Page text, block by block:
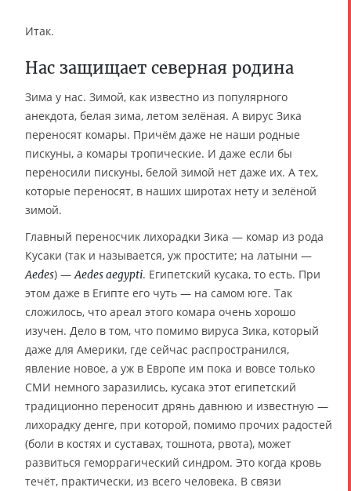
Итак.
Нас защищает северная родина
Зима у нас. Зимой, как известно из популярного
анекдота, белая зима, летом зелёная. А вирус Зика
переносят комары. Причём даже не наши родные
пискуны, а комары тропические. И даже если бы
переносили пискуны, белой зимой нет даже их. А тех,
которые переносят, в наших широтах нету и зелёной
зимой.
Главный переносчик лихорадки Зика — комар из рода
Кусаки (так и называется, уж простите; на латыни —
Aedes) — Aedes aegypti. Египетский кусака, то есть. При
этом даже в Египте его чуть — на самом юге. Так
сложилось, что ареал этого комара очень хорошо
изучен. Дело в том, что помимо вируса Зика, который
даже для Америки, где сейчас распространился,
явление новое, а уж в Европе им пока и вовсе только
СМИ немного заразились, кусака этот египетский
традиционно переносит дрянь давнюю и известную —
лихорадку денге, при которой, помимо прочих радостей
(боли в костях и суставах, тошнота, рвота), может
развиться геморрагический синдром. Это когда кровь
течёт, практически, из всего человека. В связи